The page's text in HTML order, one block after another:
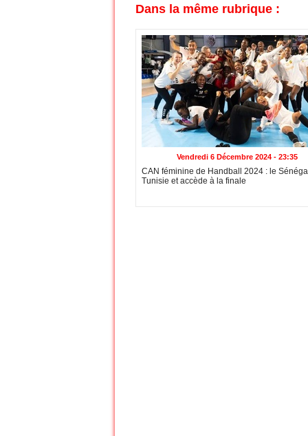
Dans la même rubrique :
Vendredi 6 Décembre 2024 - 23:35
CAN féminine de Handball 2024 : le
Tunisie et accède à la finale